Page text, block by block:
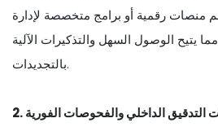
منصات رقمية أو برامج متخصصة لإدارة
يتيح الوصول السهل والتذكيرات الآلية
بالتجديدات.
التدقيق الداخلي والفحوصات الفورية